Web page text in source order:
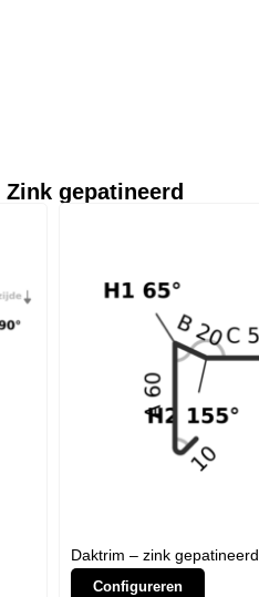
Zink gepatineerd
Daktrim – zink gepatineerd
Configureren